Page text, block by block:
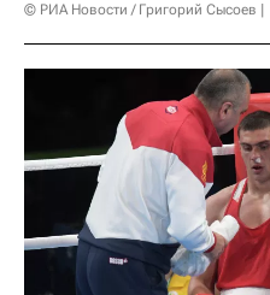
© РИА Новости / Григорий Сысоев